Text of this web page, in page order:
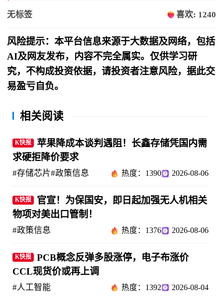
无标签 喜欢: 1240
风险提示：本平台信息来源于大数据及网络，包括
AI及网友发布，内容不完全属实。仅供学习研
究，不构成投资依据，请投资者注意风险，据此交
易盈亏自负。
相关阅读
K快报
苹果降成本谈判遇阻！长鑫存储凭国内需
求硬拒降价要求
#存储芯片#政策信息 热度：1390 2026-08-06
K快报
官宣！为保国安，即日起加强无人机相关
物项对美出口管制！
#政策信息 热度：1376 2026-08-06
K快报
PCB概念反弹多股涨停，电子布涨价
CCL现货价或再上调
#人工智能 热度：1392 2026-08-04